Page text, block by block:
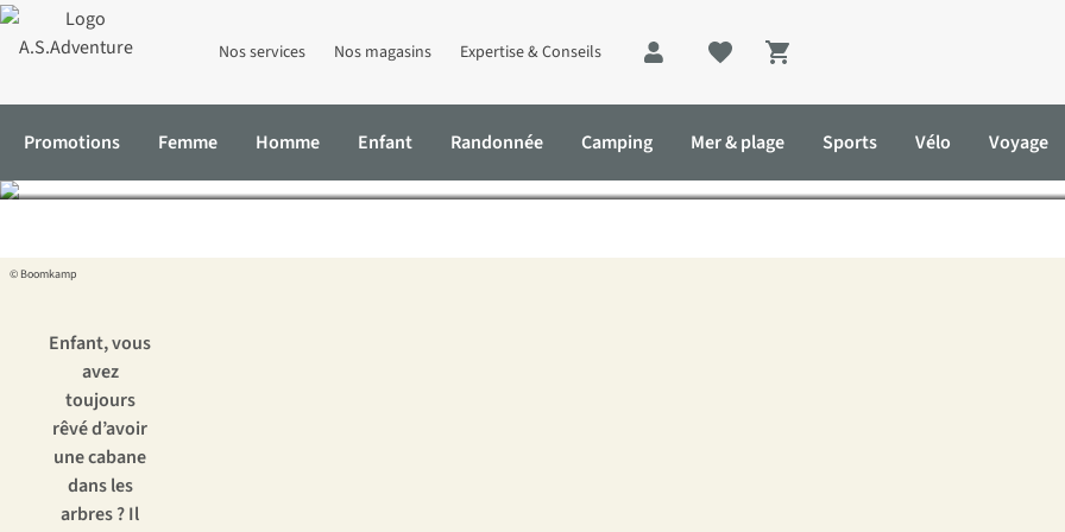
Nos services Nos magasins Expertise & Conseils
Shopping cart
Promotions Femme Homme Enfant Randonnée Camping Mer & plage Sports Vélo Voyage
Accueil Expertise & Conseils Les plus belles cabanes de rêve pour dormir dans les arbres
Nuit insolite : dormez dans une cabane
© Boomkamp
Enfant, vous
avez
toujours
rêvé d’avoir
une cabane
dans les
arbres ? Il